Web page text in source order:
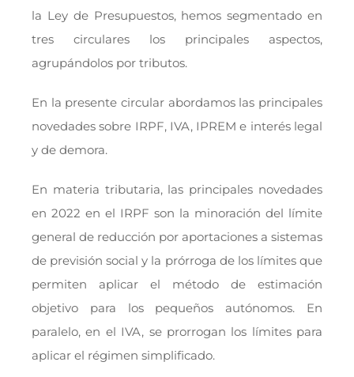
la Ley de Presupuestos, hemos segmentado en
tres circulares los principales aspectos,
agrupándolos por tributos.
En la presente circular abordamos las principales
novedades sobre IRPF, IVA, IPREM e interés legal
y de demora.
En materia tributaria, las principales novedades
en 2022 en el IRPF son la minoración del límite
general de reducción por aportaciones a sistemas
de previsión social y la prórroga de los límites que
permiten aplicar el método de estimación
objetivo para los pequeños autónomos. En
paralelo, en el IVA, se prorrogan los límites para
aplicar el régimen simplificado.